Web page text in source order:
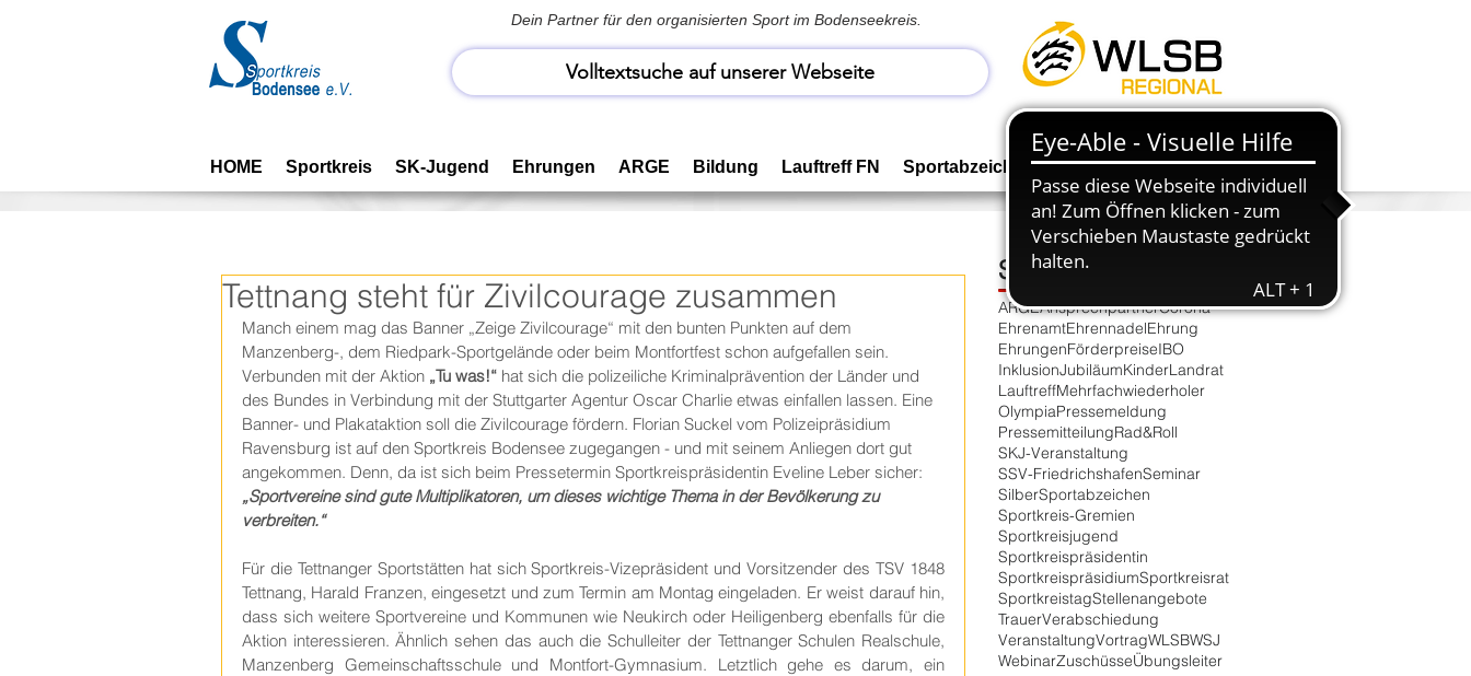
Dein Partner für den organisierten Sport im Bodenseekreis.
Volltextsuche auf unserer Webseite
Anmelden
HOME Sportkreis SK-Jugend Ehrungen ARGE Bildung Lauftreff FN Sportabzeichen Geschäftsstelle NEWS
Tettnang steht für Zivilcourage zusammen
Manch einem mag das Banner „Zeige Zivilcourage“ mit den bunten Punkten auf dem
Manzenberg-, dem Riedpark-Sportgelände oder beim Montfortfest schon aufgefallen sein.
Verbunden mit der Aktion „Tu was!“ hat sich die polizeiliche Kriminalprävention der Länder und
des Bundes in Verbindung mit der Stuttgarter Agentur Oscar Charlie etwas einfallen lassen. Eine
Banner- und Plakataktion soll die Zivilcourage fördern. Florian Suckel vom Polizeipräsidium
Ravensburg ist auf den Sportkreis Bodensee zugegangen - und mit seinem Anliegen dort gut
angekommen. Denn, da ist sich beim Pressetermin Sportkreispräsidentin Eveline Leber sicher:
„Sportvereine sind gute Multiplikatoren, um dieses wichtige Thema in der Bevölkerung zu
verbreiten.“
Für die Tettnanger Sportstätten hat sich Sportkreis-Vizepräsident und Vorsitzender des TSV 1848
Tettnang, Harald Franzen, eingesetzt und zum Termin am Montag eingeladen. Er weist darauf hin,
dass sich weitere Sportvereine und Kommunen wie Neukirch oder Heiligenberg ebenfalls für die
Aktion interessieren. Ähnlich sehen das auch die Schulleiter der Tettnanger Schulen Realschule,
Manzenberg Gemeinschaftsschule und Montfort-Gymnasium. Letztlich gehe es darum, ein
Schlagwortsuche
ARGEAnsprechpartnerCorona
EhrenamtEhrennadelEhrung
EhrungenFörderpreiseIBO
InklusionJubiläumKinderLandrat
LauftreffMehrfachwiederholer
OlympiaPressemeldung
PressemitteilungRad&Roll
SKJ-Veranstaltung
SSV-FriedrichshafenSeminar
SilberSportabzeichen
Sportkreis-Gremien
Sportkreisjugend
Sportkreispräsidentin
SportkreispräsidiumSportkreisrat
SportkreistagStellenangebote
TrauerVerabschiedung
VeranstaltungVortragWLSBWSJ
WebinarZuschüsseÜbungsleiter